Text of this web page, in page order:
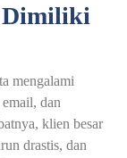
Dimiliki
mengalami
dan
klien besar
drastis, dan